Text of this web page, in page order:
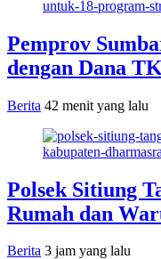
Pemprov
dengan Dana
Berita 42 menit yang lalu
Polsek Sitiung
Rumah dan
Berita 3 jam yang lalu